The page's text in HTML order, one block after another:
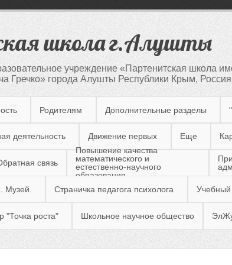
школа г.Алушты
учреждение «Партенитская школа
Гречко» города Алушты Республики Крым, Россия
Родителям Дополнительные разделы
деятельность Движение первых Еще
связь
Повышение качества
математического и
естественно-научного
образования
Музей. Страничка педагога психолога Учебный
"Точка роста" Школьное научное общество